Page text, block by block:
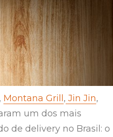
, Montana Grill, Jin Jin,
um dos mais
de delivery no Brasil: o